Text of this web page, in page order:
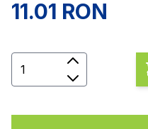
11.01 RON